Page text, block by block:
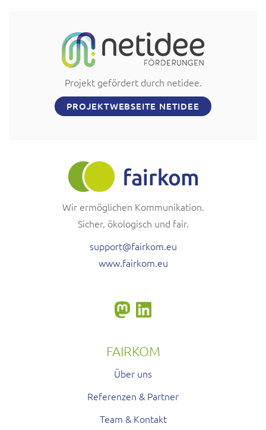
Projekt gefördert durch netidee.
PROJEKTWEBSEITE NETIDEE
Wir ermöglichen Kommunikation.
Sicher, ökologisch und fair.
support@fairkom.eu
www.fairkom.eu
FAIRKOM
Über uns
Referenzen & Partner
Team & Kontakt